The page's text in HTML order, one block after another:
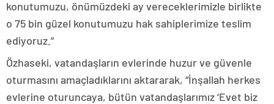
konutumuzu, önümüzdeki ay vereceklerimizle birlikte
o 75 bin güzel konutumuzu hak sahiplerimize teslim
ediyoruz.”
Özhaseki, vatandaşların evlerinde huzur ve güvenle
oturmasını amaçladıklarını aktararak, “İnşallah herkes
evlerine oturuncaya, bütün vatandaşlarımız ‘Evet biz